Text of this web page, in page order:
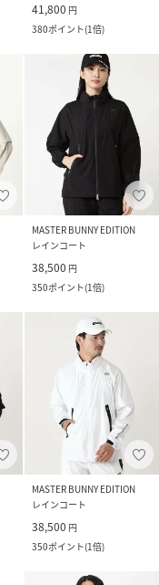
41,800 円
380ポイント(1倍)
MASTER BUNNY EDITION
レインコート
38,500 円
350ポイント(1倍)
MASTER BUNNY EDITION
レインコート
38,500 円
350ポイント(1倍)